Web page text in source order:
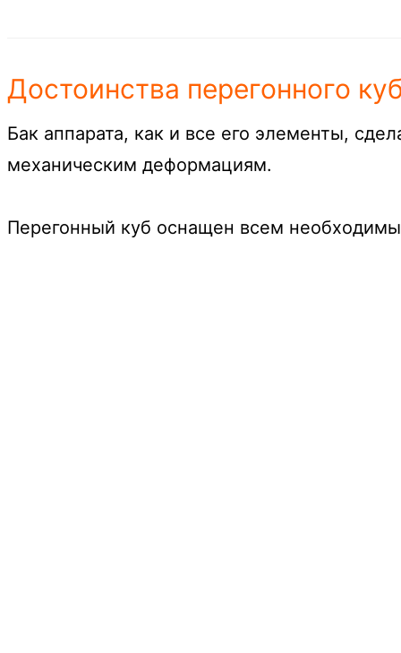
Достоинства перегонного
Бак аппарата, как и все его элементы,
механическим деформациям.
Перегонный куб оснащен всем